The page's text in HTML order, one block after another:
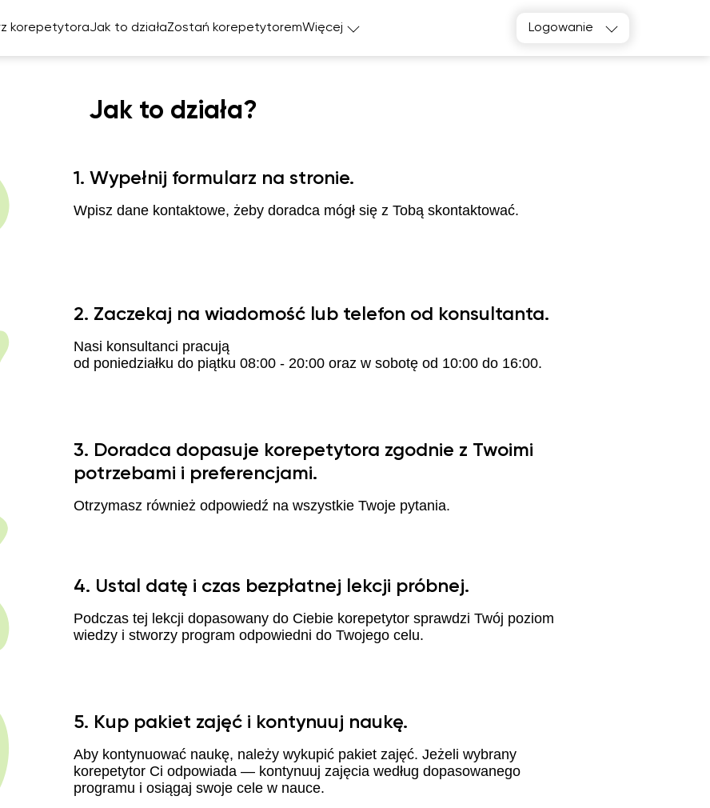
korepetytoraJak to działaZostań korepetytoremWięcej Logowanie
Jak to działa?
1. Wypełnij formularz na stronie.
Wpisz dane kontaktowe, żeby doradca mógł się z Tobą skontaktować.
2. Zaczekaj na wiadomość lub telefon od konsultanta.
Nasi konsultanci pracują
od poniedziałku do piątku 08:00 - 20:00 oraz w sobotę od 10:00 do 16:00.
3. Doradca dopasuje korepetytora zgodnie z Twoimi
potrzebami i preferencjami.
Otrzymasz również odpowiedź na wszystkie Twoje pytania.
4. Ustal datę i czas bezpłatnej lekcji próbnej.
Podczas tej lekcji dopasowany do Ciebie korepetytor sprawdzi Twój poziom
wiedzy i stworzy program odpowiedni do Twojego celu.
5. Kup pakiet zajęć i kontynuuj naukę.
Aby kontynuować naukę, należy wykupić pakiet zajęć. Jeżeli wybrany
korepetytor Ci odpowiada — kontynuuj zajęcia według dopasowanego
programu i osiągaj swoje cele w nauce.